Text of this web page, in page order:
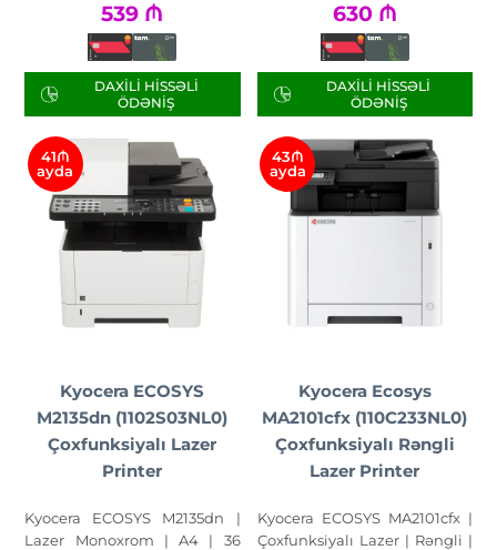
539 ₼
DAXILI HISSƏLI
ÖDƏNIŞ
630 ₼
DAXILI HISSƏLI
ÖDƏNIŞ
41₼
ayda
Kyocera ECOSYS
M2135dn (1102S03NL0)
Çoxfunksiyalı Lazer
Printer
Kyocera ECOSYS M2135dn |
Lazer Monoxrom | A4 | 36
43₼
ayda
Kyocera Ecosys
MA2101cfx (110C233NL0)
Çoxfunksiyalı Rəngli
Lazer Printer
Kyocera ECOSYS MA2101cfx |
Çoxfunksiyalı Lazer | Rəngli |